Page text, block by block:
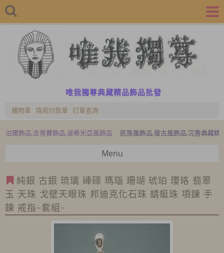
唯我獨尊典藏精品飾品批發
購物車 填寫付款單 訂單查詢
品,吉普賽飾品,波希米亞風飾品 民族風飾品,復古風飾品,沉香典藏精品,檜木
Menu
純銀 古銀 琉璃 硨磲 瑪瑙 珊瑚 琥珀 瓔珞 翡翠
玉 天珠 戈壁天眼珠 邦迪克化石珠 蜻蜓珠 項鍊 手
鍊 戒指~套組~